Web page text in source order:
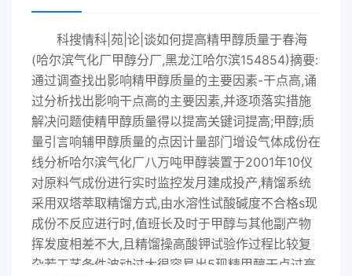
科搜情科|苑|论|谈如何提高精甲醇质量于春海
(哈尔滨气化厂甲醇分厂,黑龙江哈尔滨154854)摘要:
通过调查找出影响精甲醇质量的主要因素-干点高,诵
过分析找出影响干点高的主要因素,并逐项落实措施
解决问题使精甲醇质量得以提高关键词提高;甲醇;质
量引言响辅甲醇质量的点因计量部门增设气体成份在
线分析哈尔滨气化厂八万吨甲醇装置于2001年10仪
对原料气成份进行实时监控发月建成投产,精馏系统
采用双塔萃取精馏方式,由水溶性试酸碱度不合格s现
成份不反应进行时,值班长及时于甲醇与其他副产物
挥发度相差不大,且精馏操高酸钾试验作过程比较复
杂若工艺条件波动过大很容易出5现精甲醇干点过高